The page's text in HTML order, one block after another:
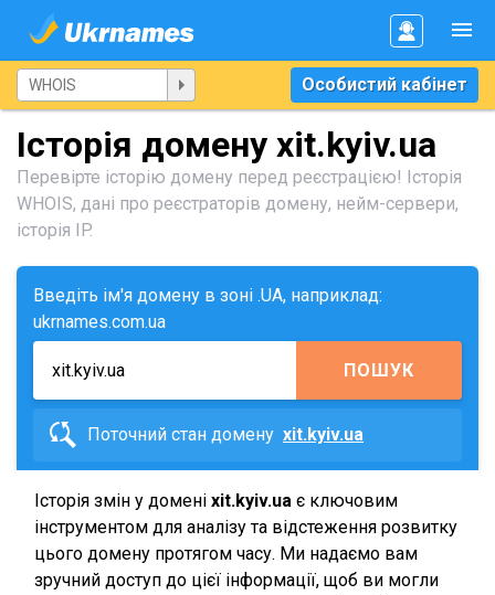
Особистий кабінет
Історія домену xit.kyiv.ua
Перевірте історію домену перед реєстрацією! Історія
WHOIS, дані про реєстраторів домену, нейм-сервери,
історія IP.
Введіть ім'я домену в зоні .UA, наприклад:
ukrnames.com.ua
ПОШУК
Поточний стан домену xit.kyiv.ua
Історія змін у домені xit.kyiv.ua є ключовим
інструментом для аналізу та відстеження розвитку
цього домену протягом часу. Ми надаємо вам
зручний доступ до цієї інформації, щоб ви могли